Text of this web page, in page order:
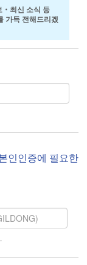
최신 소식 등
가득 전해드리겠
인인증에 필요한